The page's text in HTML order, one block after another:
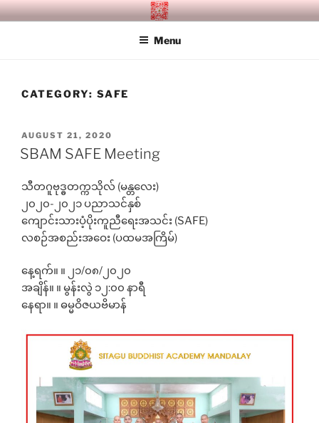
Skip
to
SITAGU BUDDHIST ACADEMY
Menu
CATEGORY: SAFE
POSTED
ON
AUGUST 21, 2020
SBAM SAFE Meeting
သီတဂူဗုဒ္ဓတက္ကသိုလ် (မန္တ​လေး)
၂၀၂၀-၂၀၂၁ ပညာသင်နှစ်
ကျောင်းသားပံ့ပိုးကူညီရေးအသင်း (SAFE)
လစဉ်အစည်းအဝေး (ပထမအကြိမ်)
နေ့ရက်။ ။ ၂၁/၀၈/၂၀၂၀
အချိန်။ ။ မွန်းလွဲ ၁၂:၀၀ နာရီ
နေရာ။ ။ ဓမ္မဝိဇယဗိမာန်